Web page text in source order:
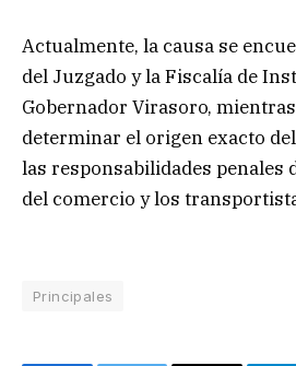
Actualmente, la causa se
del Juzgado y la Fiscalía de
Gobernador Virasoro,
determinar el origen exacto
las responsabilidades penales
del comercio y los
Principales